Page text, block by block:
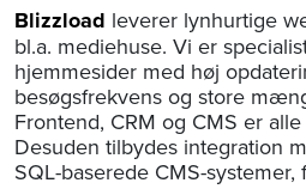
Blizzload leverer lynhurtige
bl.a. mediehuse. Vi er
hjemmesider med høj
besøgsfrekvens og store
Frontend, CRM og CMS er
Desuden tilbydes integration
SQL-baserede CMS-systemer,